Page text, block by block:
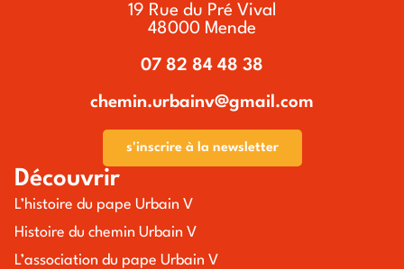
19 Rue du Pré Vival
48000 Mende
07 82 84 48 38
chemin.urbainv@gmail.com
s'inscrire à la newsletter
Découvrir
L’histoire du pape Urbain V
Histoire du chemin Urbain V
L’association du pape Urbain V